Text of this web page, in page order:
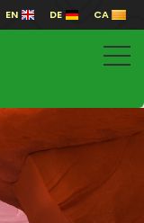
EN DE CA